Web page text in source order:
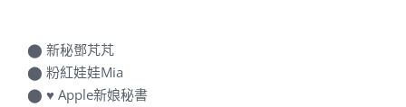
⬤ 新秘鄧芃芃
⬤ 粉紅娃娃Mia
⬤ ♥ Apple新娘秘書